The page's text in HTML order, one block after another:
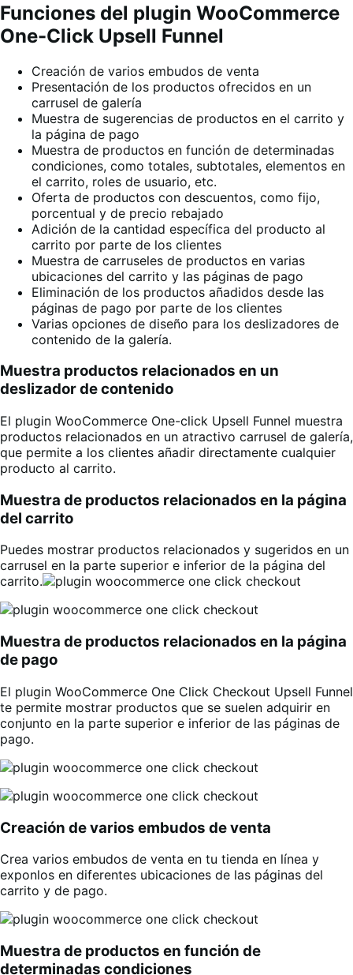
Funciones del plugin WooCommerce
One-Click Upsell Funnel
Creación de varios embudos de venta
Presentación de los productos ofrecidos en un
carrusel de galería
Muestra de sugerencias de productos en el carrito y
la página de pago
Muestra de productos en función de determinadas
condiciones, como totales, subtotales, elementos en
el carrito, roles de usuario, etc.
Oferta de productos con descuentos, como fijo,
porcentual y de precio rebajado
Adición de la cantidad específica del producto al
carrito por parte de los clientes
Muestra de carruseles de productos en varias
ubicaciones del carrito y las páginas de pago
Eliminación de los productos añadidos desde las
páginas de pago por parte de los clientes
Varias opciones de diseño para los deslizadores de
contenido de la galería.
Muestra productos relacionados en un
deslizador de contenido
El plugin WooCommerce One-click Upsell Funnel muestra
productos relacionados en un atractivo carrusel de galería,
que permite a los clientes añadir directamente cualquier
producto al carrito.
Muestra de productos relacionados en la página
del carrito
Puedes mostrar productos relacionados y sugeridos en un
carrusel en la parte superior e inferior de la página del
carrito.
Muestra de productos relacionados en la página
de pago
El plugin WooCommerce One Click Checkout Upsell Funnel
te permite mostrar productos que se suelen adquirir en
conjunto en la parte superior e inferior de las páginas de
pago.
Creación de varios embudos de venta
Crea varios embudos de venta en tu tienda en línea y
exponlos en diferentes ubicaciones de las páginas del
carrito y de pago.
Muestra de productos en función de
determinadas condiciones